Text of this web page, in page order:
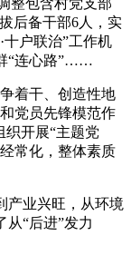
整包含村党支部
后备干部6人，实
户联治”工作机
“连心路”……
着干、创造性地
党员先锋模范作
织开展“主题党
常化，整体素质
业兴旺，从环境
“后进”发力